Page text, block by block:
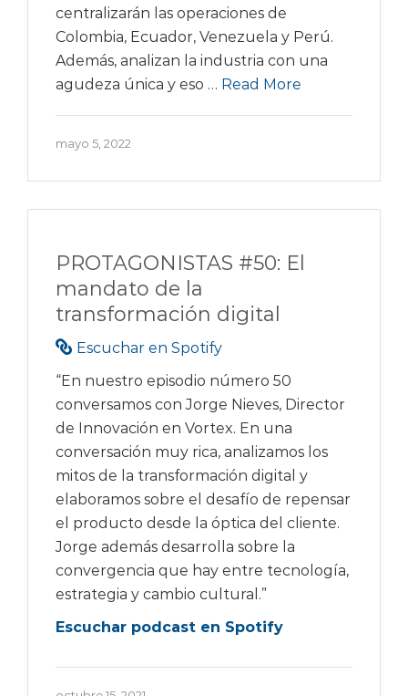
centralizarán las operaciones de
Colombia, Ecuador, Venezuela y Perú.
Además, analizan la industria con una
agudeza única y eso … Read More
mayo 5, 2022
PROTAGONISTAS #50: El
mandato de la
transformación digital
Escuchar en Spotify
“En nuestro episodio número 50
conversamos con Jorge Nieves, Director
de Innovación en Vortex. En una
conversación muy rica, analizamos los
mitos de la transformación digital y
elaboramos sobre el desafío de repensar
el producto desde la óptica del cliente.
Jorge además desarrolla sobre la
convergencia que hay entre tecnología,
estrategia y cambio cultural.”
Escuchar podcast en Spotify